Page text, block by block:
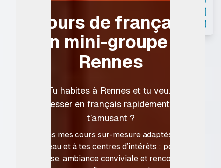
Cours de français
en mini-groupe à
Rennes
Tu habites à Rennes et tu veux
progresser en français rapidement et en
t’amusant ?
Rejoins mes cours sur-mesure adaptés à ton
niveau et à tes centres d’intérêts : petite
classe, ambiance conviviale et rencontre